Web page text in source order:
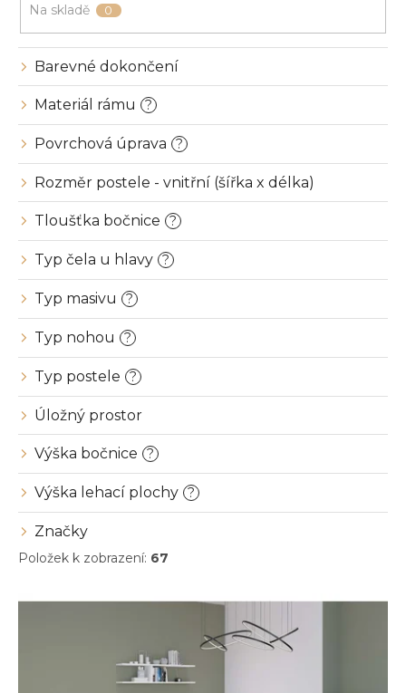
Na skladě 0
Značky
Barevné dokončení
Materiál rámu ?
Povrchová úprava ?
Rozměr postele - vnitřní (šířka x délka)
Tloušťka bočnice ?
Typ čela u hlavy ?
Typ masivu ?
Typ nohou ?
Typ postele ?
Úložný prostor
Výška bočnice ?
Výška lehací plochy ?
Položek k zobrazení: 67